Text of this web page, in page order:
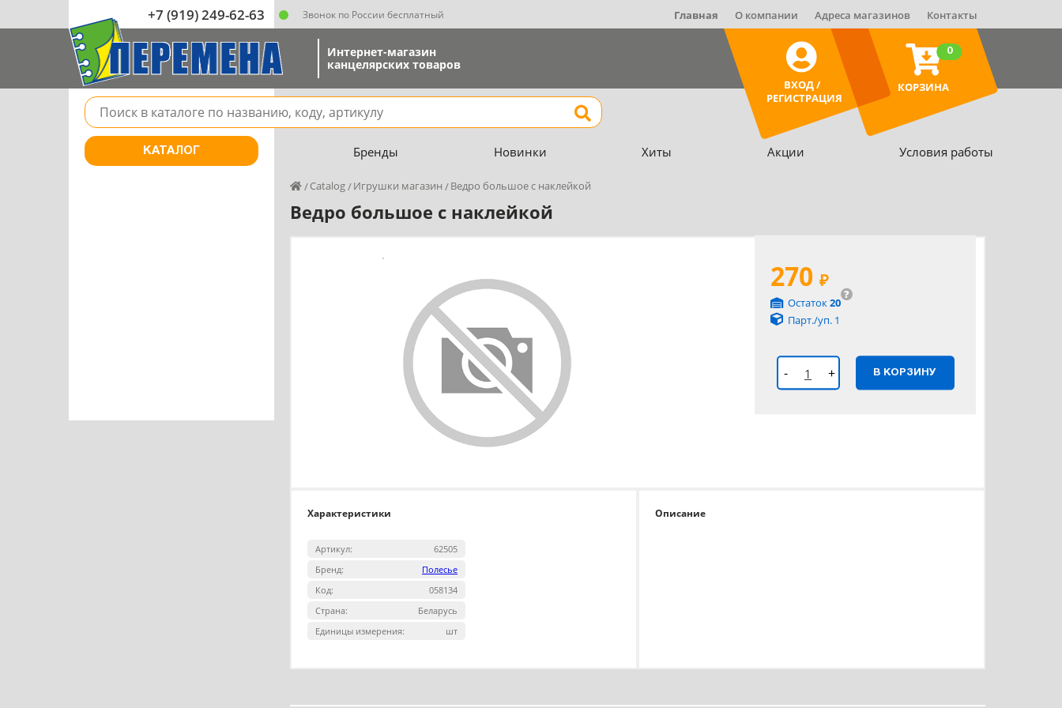
+7 (919) 249-62-63 Звонок по России бесплатный Главная О компании Адреса магазинов Контакты
Интернет-магазин
канцелярских товаров
ВХОД /
РЕГИСТРАЦИЯ
КОРЗИНА
0
Поле для поиска товара в каталоге Найти
КАТАЛОГ Бренды Новинки Хиты Акции Условия работы
Catalog Игрушки магазин Ведро большое с наклейкой
Ведро большое с наклейкой
270 ₽
?
Остаток20
Парт./уп. 1
- + В КОРЗИНУ
Характеристики
Артикул:
62505
Бренд:
Полесье
Код:
058134
Страна:
Беларусь
Единицы измерения:
шт
Описание